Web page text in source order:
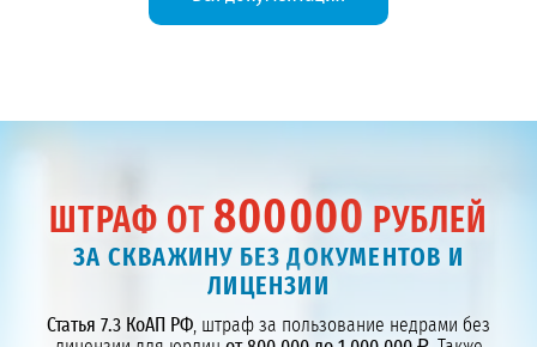
ШТРАФ ОТ 800000 РУБЛЕЙ
ЗА СКВАЖИНУ БЕЗ ДОКУМЕНТОВ И
ЛИЦЕНЗИИ
Статья 7.3 КоАП РФ , штраф за пользование недрами без